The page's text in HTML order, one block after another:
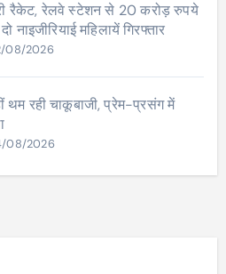
रैकेट, रेलवे स्टेशन से 20 करोड़ रुपये
नाइजीरियाई महिलायें गिरफ्तार
08/2026
थम रही चाकूबाजी, प्रेम-प्रसंग में
08/2026